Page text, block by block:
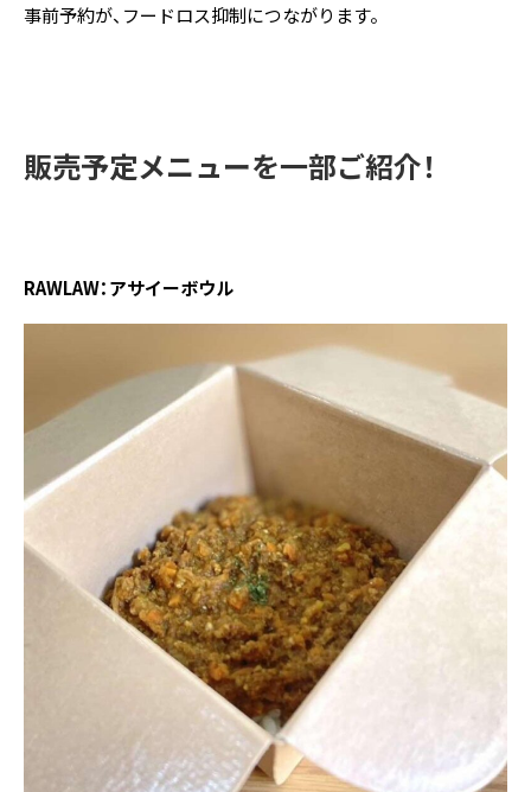
事前予約が、フードロス抑制につながります。
販売予定メニューを一部ご紹介！
RAWLAW：アサイーボウル